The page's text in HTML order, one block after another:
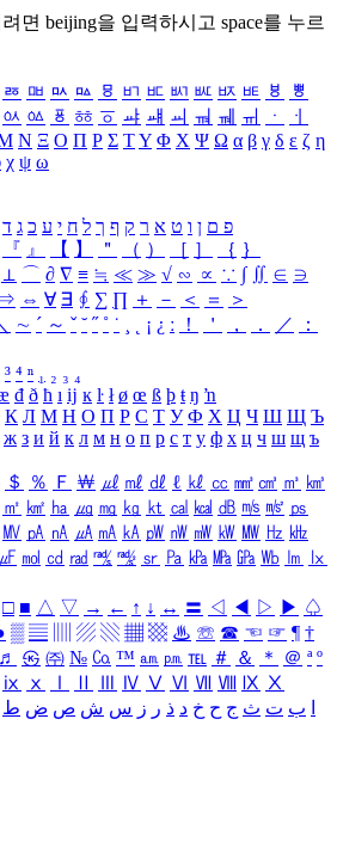
면 beijing을 입력하시고 space를 누르
ㅭ ㅮ ㅯ ㅰ ㅱ ㅲ ㅳ ㅴ ㅵ ㅶ ㅷ ㅸ
ㅹ
ㆂ ㆃ ㆄ ㆅ ㆆ ㆇ ㆈ ㆉ ㆊ ㆋ ㆌ ㆍ
ㆎ
Ν Ξ Ο Π Ρ Σ ΤΥ Φ Χ Ψ Ω α β γ δ ε ζ η
χ ψ ω
פ ם ן ו ט א ר ק ף ך ל ח י ע כ ג ד
『 』 【 】 ＂ （ ） ［ ］ ｛ ｝
⊥ ⌒ ∂ ∇ ≡ ≒ ≪ ≫ √ ∽ ∝ ∵ ∫ ∬ ∈ ∋
⇒ ⇔ ∀ ∃ ∮ ∑ ∏ ＋ － ＜ ＝
＞
∼ ´ ～ ˇ ˘ ˝ ˚ ˙ ¸ ¡ ¿ ː ！ ＇ ， ． ／
：
³ ⁴ ⁿ ₁ ₂ ₃ ₄
đ ð ħ ı ĳ ĸ ŀ ł ø œ ß þ ŧ ŋ ŉ
К Л М Н О П Р С Т У Ф Х Ц Ч Ш Щ Ъ
ж з и й к л м н о п р с т у ф х ц ч ш щ ъ
＄ ％ Ｆ ￦ ㎕ ㎖ ㎗ ℓ ㎘ ㏄ ㎣ ㎤ ㎥ ㎦
㎡ ㎢ ㏊ ㎍ ㎎ ㎏ ㏏ ㎈ ㎉ ㏈ ㎧ ㎨ ㎰
㎹ ㎀ ㎁ ㎂ ㎃ ㎄ ㎺ ㎻ ㎽ ㎾ ㎿ ㎐ ㎑
㎌ ㏖ ㏅ ㎭ ㎮ ㎯ ㏛ ㎩ ㎪ ㎫ ㎬ ㏝ ㏐
㏓
□ ■ △ ▽ → ← ↑ ↓ ↔ 〓 ◁ ◀ ▷ ▶ ♤
◑ ▒ ▤ ▨ ▧ ▦ ▩ ♨ ☏ ☎ ☜ ☞ ¶ †
♬ ㉿ ㈜ № ㏇ ™ ㏂ ㏘ ℡ ＃ ＆ ＊ ＠ ª º
ⅸ ⅹ Ⅳ Ⅴ Ⅵ Ⅶ Ⅷ Ⅸ Ⅹ
ب ت ث ج ح خ د ذ ر ز س ش ص ض ط